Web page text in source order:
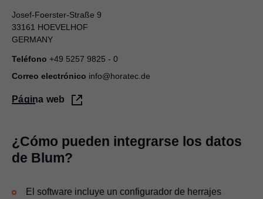
Josef-Foerster-Straße 9
33161 HOEVELHOF
GERMANY
Teléfono +49 5257 9825 - 0
Correo electrónico info@horatec.de
Página web
¿Cómo pueden integrarse los datos
de Blum?
El software incluye un configurador de herrajes